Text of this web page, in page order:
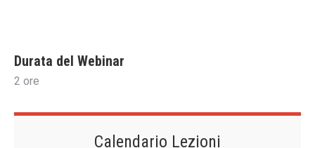
Durata del Webinar
2 ore
Calendario Lezioni